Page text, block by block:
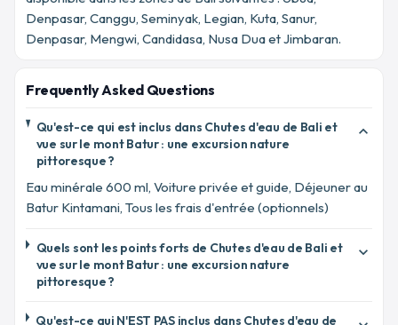
Denpasar, Canggu, Seminyak, Legian, Kuta, Sanur,
Denpasar, Mengwi, Candidasa, Nusa Dua et Jimbaran.
Frequently Asked Questions
Qu'est-ce qui est inclus dans Chutes d'eau de Bali et
vue sur le mont Batur : une excursion nature
pittoresque ?
expand_more
Eau minérale 600 ml, Voiture privée et guide, Déjeuner au
Batur Kintamani, Tous les frais d'entrée (optionnels)
Quels sont les points forts de Chutes d'eau de Bali et
vue sur le mont Batur : une excursion nature
pittoresque ?
expand_more
Qu'est-ce qui N'EST PAS inclus dans Chutes d'eau de